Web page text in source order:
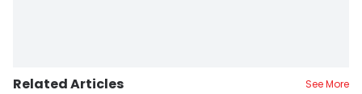
Related Articles See More